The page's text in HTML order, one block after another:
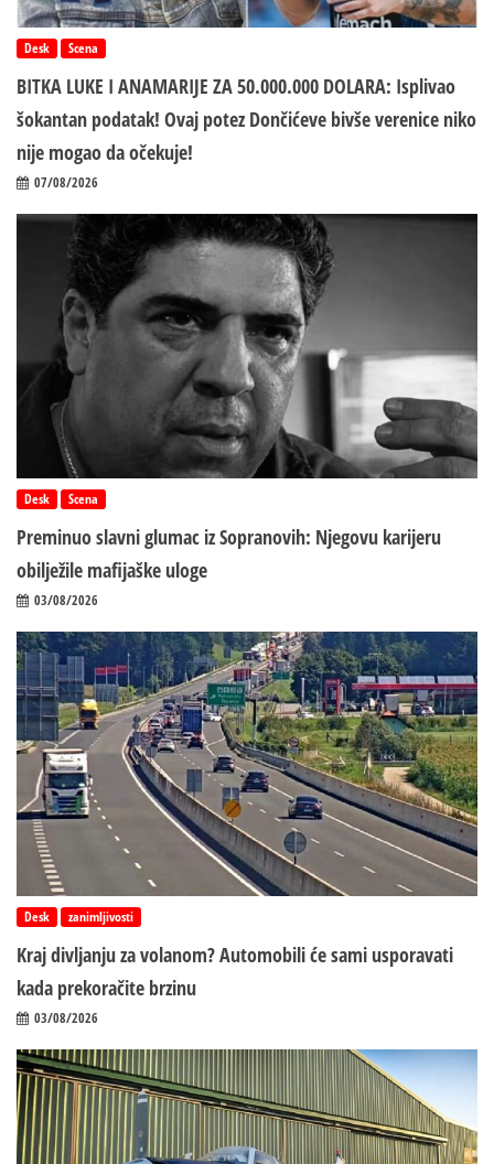
Desk Scena
BITKA LUKE I ANAMARIJE ZA 50.000.000 DOLARA: Isplivao
šokantan podatak! Ovaj potez Dončićeve bivše verenice niko
nije mogao da očekuje!
07/08/2026
Desk Scena
Preminuo slavni glumac iz Sopranovih: Njegovu karijeru
obilježile mafijaške uloge
03/08/2026
Desk zanimljivosti
Kraj divljanju za volanom? Automobili će sami usporavati
kada prekoračite brzinu
03/08/2026